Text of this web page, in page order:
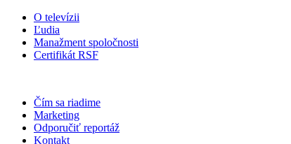
O televízii
Ľudia
Manažment spoločnosti
Certifikát RSF
Čím sa riadime
Marketing
Odporučiť reportáž
Kontakt